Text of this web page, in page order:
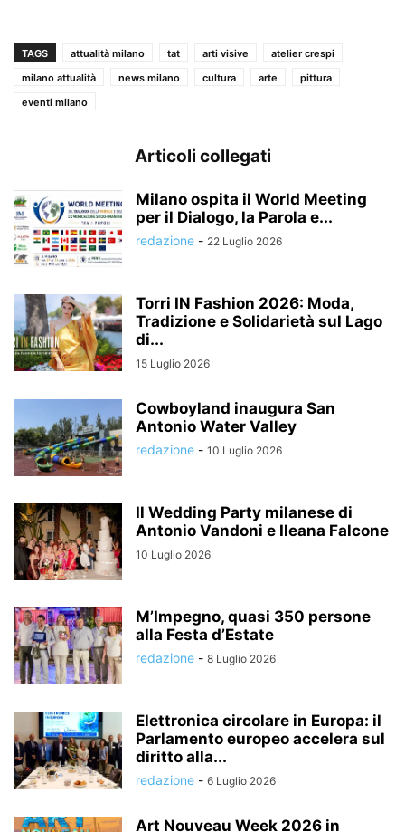
TAGS attualità milano tat arti visive
atelier crespi
milano attualità
news milano cultura arte
pittura
eventi milano
Articoli collegati
Milano ospita il World Meeting
per il Dialogo, la Parola e...
redazione - 22 Luglio 2026
Torri IN Fashion 2026: Moda,
Tradizione e Solidarietà sul Lago
di...
15 Luglio 2026
Cowboyland inaugura San
Antonio Water Valley
redazione - 10 Luglio 2026
Il Wedding Party milanese di
Antonio Vandoni e Ileana Falcone
10 Luglio 2026
M’Impegno, quasi 350 persone
alla Festa d’Estate
redazione - 8 Luglio 2026
Elettronica circolare in Europa: il
Parlamento europeo accelera sul
diritto alla...
redazione - 6 Luglio 2026
Art Nouveau Week 2026 in